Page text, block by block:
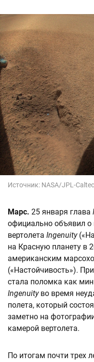
Источник: NASA/JPL-
Марс. 25 января глава
официально объявил о
вертолета Ingenuity
на Красную планету в
американским
(«Настойчивость»).
стала поломка как
Ingenuity во время
полета, который
заметно на
камерой вертолета.
По итогам почти трех